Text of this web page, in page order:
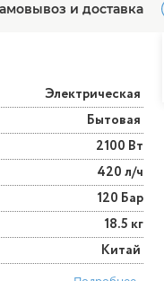
и доставка
Электрическая
Бытовая
2100 Вт
420 л/ч
120 Бар
18.5 кг
Китай